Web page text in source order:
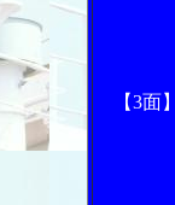
【3面】